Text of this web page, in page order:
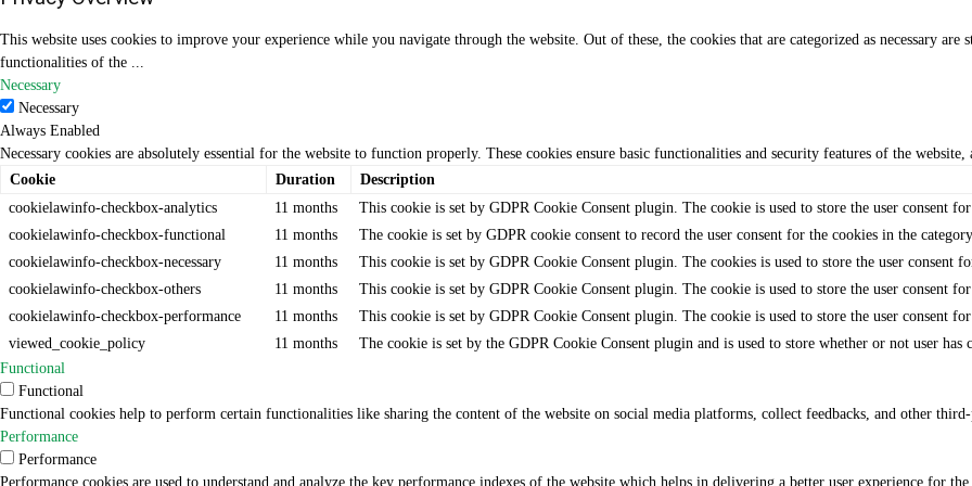
This website uses cookies to improve your experience while you navigate through the website. Out of these, the cookies that are categorized as necessary
functionalities of the ...
Necessary
Necessary
Always Enabled
Necessary cookies are absolutely essential for the website to function properly. These cookies ensure basic functionalities and security features of the website,
Cookie
Duration
Description
cookielawinfo-checkbox-analytics
11 months
This cookie is set by GDPR Cookie Consent plugin. The cookie is used to store the user consent
cookielawinfo-checkbox-functional
11 months
The cookie is set by GDPR cookie consent to record the user consent for the cookies in the
cookielawinfo-checkbox-necessary
11 months
This cookie is set by GDPR Cookie Consent plugin. The cookies is used to store the user consent
cookielawinfo-checkbox-others
11 months
This cookie is set by GDPR Cookie Consent plugin. The cookie is used to store the user consent
cookielawinfo-checkbox-performance
11 months
This cookie is set by GDPR Cookie Consent plugin. The cookie is used to store the user consent
viewed_cookie_policy
11 months
The cookie is set by the GDPR Cookie Consent plugin and is used to store whether or not user
Functional
Functional
Functional cookies help to perform certain functionalities like sharing the content of the website on social media platforms, collect feedbacks, and other
Performance
Performance
Performance cookies are used to understand and analyze the key performance indexes of the website which helps in delivering a better user experience for